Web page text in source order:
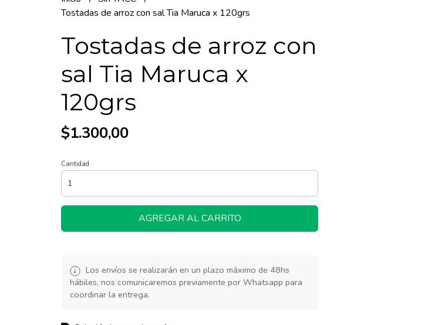
Tostadas de arroz con sal Tia Maruca x 120grs
Tostadas de arroz con
sal Tia Maruca x
120grs
$1.300,00
Cantidad
AGREGAR AL CARRITO
Los envíos se realizarán en un plazo máximo de 48hs
hábiles, nos comunicaremos previamente por Whatsapp para
coordinar la entrega.